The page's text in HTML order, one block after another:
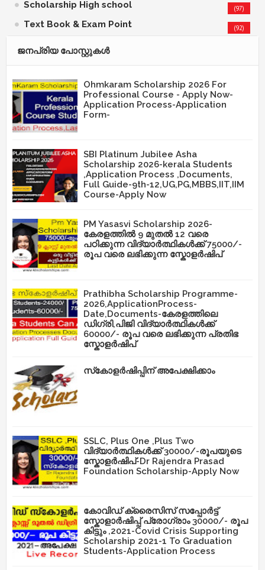
Scholarship High school (97)
Text Book & Exam Point (92)
ജനപ്രിയ പോസ്റ്റുകള്‍‌
Ohmkaram Scholarship 2026 For
Professional Course - Apply Now-
Application Process-Application
Form-
SBI Platinum Jubilee Asha
Scholarship 2026-kerala Students
,Application Process ,Documents,
Full Guide-9th-12,UG,PG,MBBS,IIT,IIM
Course-Apply Now
PM Yasasvi Scholarship 2026-
കേരളത്തിൽ 9 മുതൽ 12 വരെ
പഠിക്കുന്ന വിദ്യാർത്ഥികൾക്ക് 75000/-
രൂപ വരെ ലഭിക്കുന്ന സ്കോളർഷിപ്
Prathibha Scholarship Programme-
2026,ApplicationProcess-
Date,Documents-കേരളത്തിലെ
ഡിഗ്രി,പിജി വിദ്യാർത്ഥികൾക്ക്
60000/- രൂപ വരെ ലഭിക്കുന്ന പ്രതിഭ
സ്കോളർഷിപ്
സ്‌കോളർഷിപ്പിന് അപേക്ഷിക്കാം
SSLC, Plus One ,Plus Two
വിദ്യാർത്ഥികൾക്ക് 30000/-രൂപയുടെ
സ്കോളർഷിപ്-Dr Rajendra Prasad
Foundation Scholarship-Apply Now
കോവിഡ് ക്രൈസിസ് സപ്പോർട്ട്
സ്കോളാർഷിപ്പ് പ്രോഗ്രാം 30000/- രൂപ
കിട്ടും ,2021-Covid Crisis Supporting
Scholarship 2021-1 To Graduation
Students-Application Process